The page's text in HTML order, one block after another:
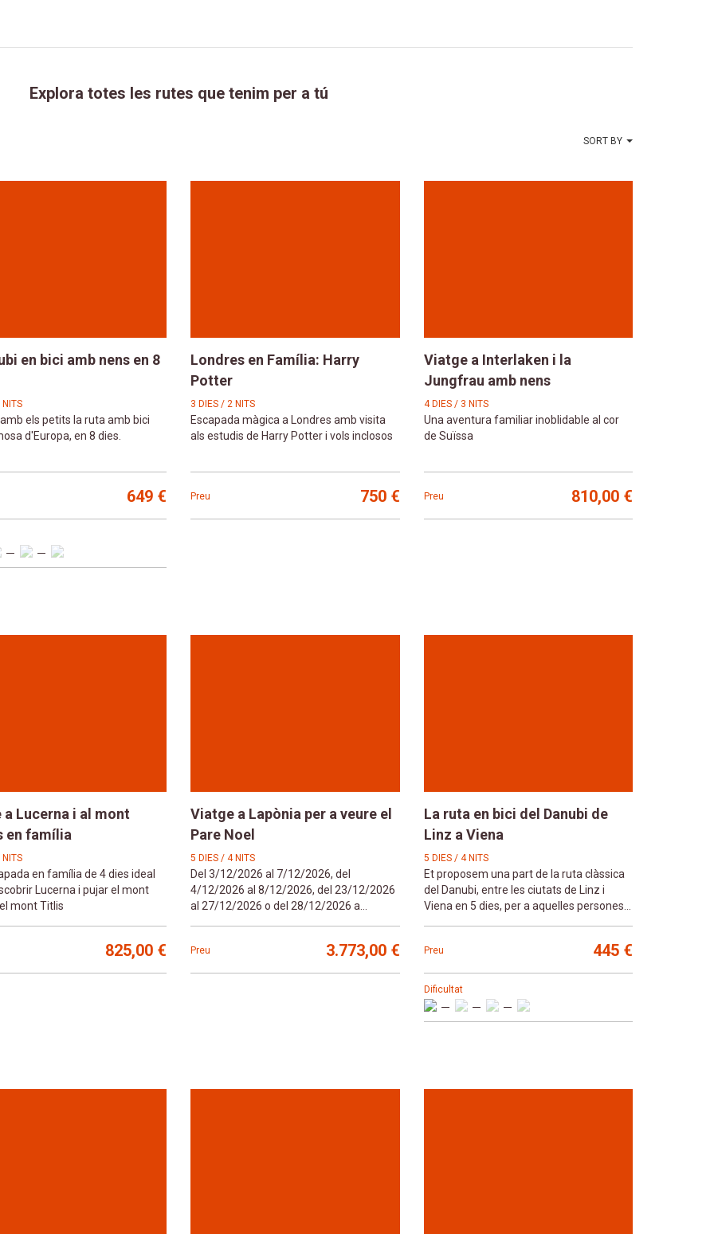
NENS
Explora totes les rutes que tenim per a tú
SORT BY
en bici amb nens en 8
els petits la ruta amb bici
d'Europa, en 8 dies.
649 €
Londres en Família: Harry
Potter
3 DIES / 2 NITS
Escapada màgica a Londres amb visita
als estudis de Harry Potter i vols inclosos
Preu 750 €
Viatge a Interlaken i la
Jungfrau amb nens
4 DIES / 3 NITS
Una aventura familiar inoblidable al cor
de Suïssa
Preu 810,00 €
Lucerna i al mont
en família
en família de 4 dies ideal
Lucerna i pujar el mont
mont Titlis
825,00 €
Viatge a Lapònia per a veure el
Pare Noel
5 DIES / 4 NITS
Del 3/12/2026 al 7/12/2026, del
4/12/2026 al 8/12/2026, del 23/12/2026
al 27/12/2026 o del 28/12/2026 a
Preu 3.773,00 €
La ruta en bici del Danubi de
Linz a Viena
5 DIES / 4 NITS
Et proposem una part de la ruta clàssica
del Danubi, entre les ciutats de Linz i
Viena en 5 dies, per a aquelles persones
Preu 445 €
Dificultat